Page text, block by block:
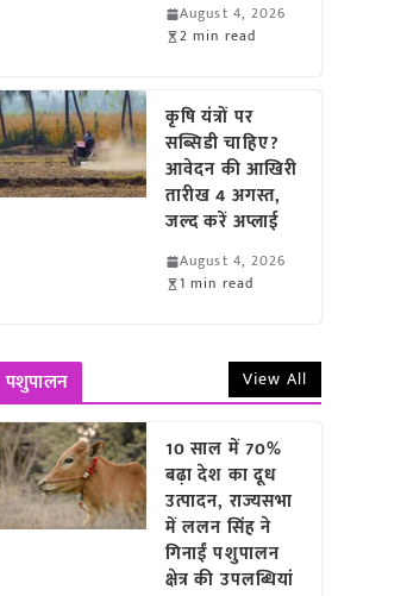
August 4, 2026
2 min read
कृषि यंत्रों पर
सब्सिडी चाहिए?
आवेदन की आखिरी
तारीख 4 अगस्त,
जल्द करें अप्लाई
August 4, 2026
1 min read
पशुपालन View All
10 साल में 70%
बढ़ा देश का दूध
उत्पादन, राज्यसभा
में ललन सिंह ने
गिनाईं पशुपालन
क्षेत्र की उपलब्धियां